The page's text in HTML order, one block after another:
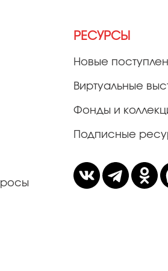
РЕСУРСЫ
Новые
Виртуальные
Фонды и
Подписные